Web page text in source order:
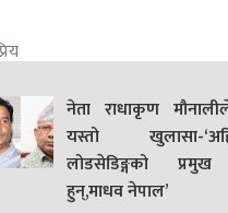
नेता राधाकृण
यस्तो खुलासा-
लोडसेडिङ्गको प्रमुख
हुन्,माधव नेपाल’